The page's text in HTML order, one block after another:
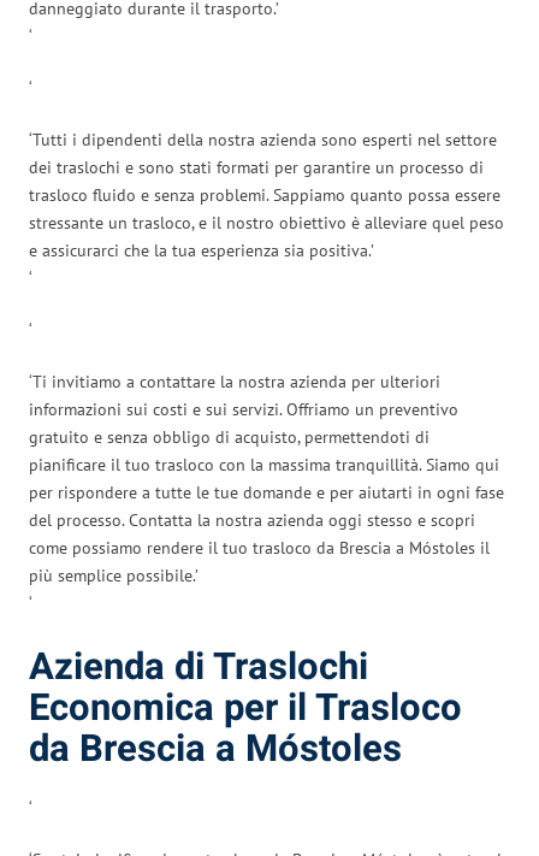
danneggiato durante il trasporto.’
‘
‘
‘Tutti i dipendenti della nostra azienda sono esperti nel settore
dei traslochi e sono stati formati per garantire un processo di
trasloco fluido e senza problemi. Sappiamo quanto possa essere
stressante un trasloco, e il nostro obiettivo è alleviare quel peso
e assicurarci che la tua esperienza sia positiva.’
‘
‘
‘Ti invitiamo a contattare la nostra azienda per ulteriori
informazioni sui costi e sui servizi. Offriamo un preventivo
gratuito e senza obbligo di acquisto, permettendoti di
pianificare il tuo trasloco con la massima tranquillità. Siamo qui
per rispondere a tutte le tue domande e per aiutarti in ogni fase
del processo. Contatta la nostra azienda oggi stesso e scopri
come possiamo rendere il tuo trasloco da Brescia a Móstoles il
più semplice possibile.’
‘
Azienda di Traslochi
Economica per il Trasloco
da Brescia a Móstoles
‘